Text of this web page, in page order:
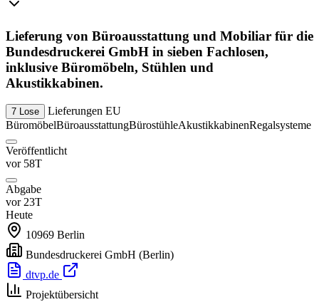
Lieferung von Büroausstattung und Mobiliar für die
Bundesdruckerei GmbH in sieben Fachlosen,
inklusive Büromöbeln, Stühlen und
Akustikkabinen.
7 Lose Lieferungen EU
BüromöbelBüroausstattungBürostühleAkustikkabinenRegalsysteme
Veröffentlicht
vor 58T
Abgabe
vor 23T
Heute
10969 Berlin
Bundesdruckerei GmbH (Berlin)
dtvp.de
Projektübersicht